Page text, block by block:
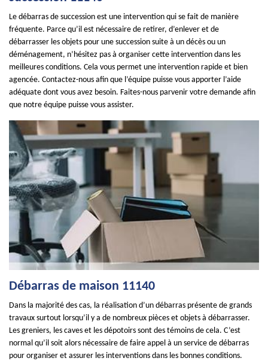
Le débarras de succession est une intervention qui se fait de manière
fréquente. Parce qu’il est nécessaire de retirer, d’enlever et de
débarrasser les objets pour une succession suite à un décès ou un
déménagement, n’hésitez pas à organiser cette intervention dans les
meilleures conditions. Cela vous permet une intervention rapide et bien
agencée. Contactez-nous afin que l’équipe puisse vous apporter l’aide
adéquate dont vous avez besoin. Faites-nous parvenir votre demande afin
que notre équipe puisse vous assister.
Débarras de maison 11140
Dans la majorité des cas, la réalisation d’un débarras présente de grands
travaux surtout lorsqu’il y a de nombreux pièces et objets à débarrasser.
Les greniers, les caves et les dépotoirs sont des témoins de cela. C’est
normal qu’il soit alors nécessaire de faire appel à un service de débarras
pour organiser et assurer les interventions dans les bonnes conditions.